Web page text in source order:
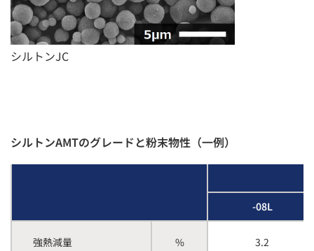
シルトンJC
シルトンAMTのグレードと粉末物性（一例）
-08L
強熱減量 % 3.2